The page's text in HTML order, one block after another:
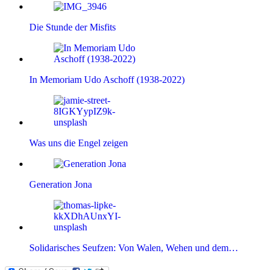
Die Stunde der Misfits
In Memoriam Udo Aschoff (1938-2022)
Was uns die Engel zeigen
Generation Jona
Solidarisches Seufzen: Von Walen, Wehen und dem…